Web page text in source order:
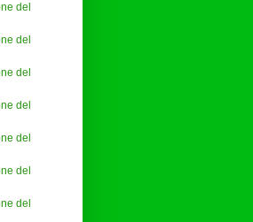
del
del
del
del
del
del
del